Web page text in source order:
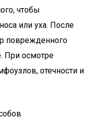
чтобы
или уха. После
поврежденного
При осмотре
отечности и